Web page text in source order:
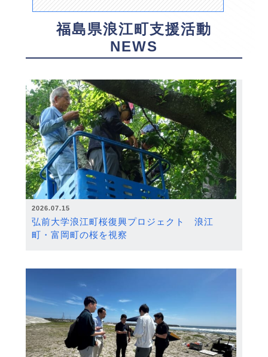
福島県浪江町支援活動
NEWS
2026.07.15
弘前大学浪江町桜復興プロジェクト 浪江
町・富岡町の桜を視察